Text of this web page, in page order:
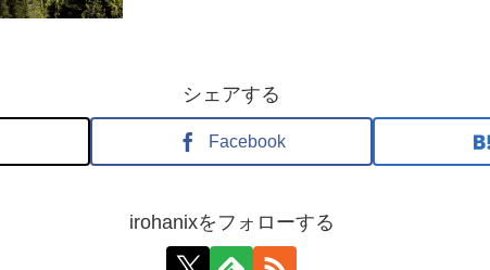
シェアする
Facebook
irohanixをフォローする